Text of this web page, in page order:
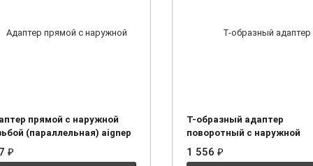
прямой с наружной
(параллельная) aignep
00 003
₽
Т-образный адаптер
поворотный с наружной
резьбой (параллельная) на
смещенном отводе aignep
1 556 ₽